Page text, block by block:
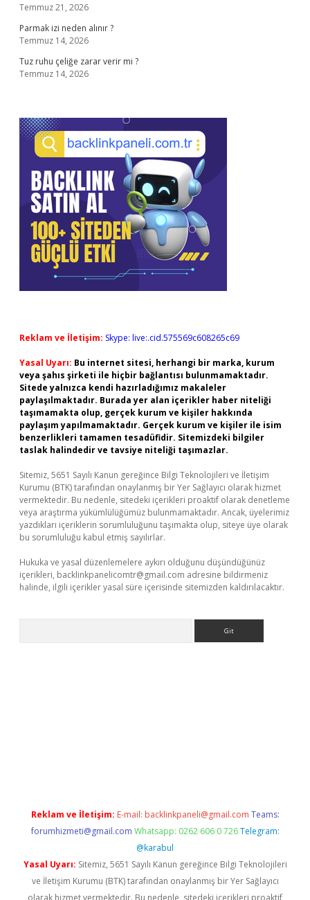
Temmuz 21, 2026
Parmak izi neden alınır ?
Temmuz 14, 2026
Tuz ruhu çeliğe zarar verir mi ?
Temmuz 14, 2026
Reklam ve İletişim: Skype: live:.cid.575569c608265c69
Yasal Uyarı: Bu internet sitesi, herhangi bir marka, kurum
veya şahıs şirketi ile hiçbir bağlantısı bulunmamaktadır.
Sitede yalnızca kendi hazırladığımız makaleler
paylaşılmaktadır. Burada yer alan içerikler haber niteliği
taşımamakta olup, gerçek kurum ve kişiler hakkında
paylaşım yapılmamaktadır. Gerçek kurum ve kişiler ile isim
benzerlikleri tamamen tesadüfidir. Sitemizdeki bilgiler
taslak halindedir ve tavsiye niteliği taşımazlar.
Sitemiz, 5651 Sayılı Kanun gereğince Bilgi Teknolojileri ve İletişim
Kurumu (BTK) tarafından onaylanmış bir Yer Sağlayıcı olarak hizmet
vermektedir. Bu nedenle, sitedeki içerikleri proaktif olarak denetleme
veya araştırma yükümlülüğümüz bulunmamaktadır. Ancak, üyelerimiz
yazdıkları içeriklerin sorumluluğunu taşımakta olup, siteye üye olarak
bu sorumluluğu kabul etmiş sayılırlar.
Hukuka ve yasal düzenlemelere aykırı olduğunu düşündüğünüz
içerikleri, backlinkpanelicomtr@gmail.com adresine bildirmeniz
halinde, ilgili içerikler yasal süre içerisinde sitemizden kaldırılacaktır.
Reklam ve İletişim: E-mail: backlinkpaneli@gmail.com Teams:
forumhizmeti@gmail.com Whatsapp: 0262 606 0 726 Telegram:
@karabul
Yasal Uyarı: Sitemiz, 5651 Sayılı Kanun gereğince Bilgi Teknolojileri
ve İletişim Kurumu (BTK) tarafından onaylanmış bir Yer Sağlayıcı
olarak hizmet vermektedir. Bu nedenle, sitedeki içerikleri proaktif